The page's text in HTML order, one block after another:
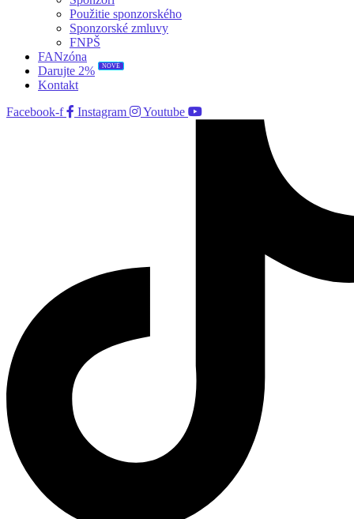
Použitie sponzorského
Sponzorské zmluvy
FNPŠ
FANzóna
Darujte 2%
NOVÉ
Kontakt
Facebook-f
Instagram Youtube